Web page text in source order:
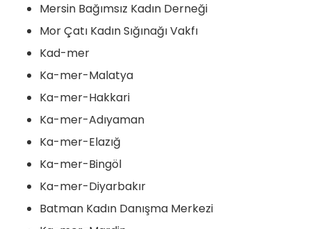
Mersin Bağımsız Kadın Derneği
Mor Çatı Kadın Sığınağı Vakfı
Kad-mer
Ka-mer-Malatya
Ka-mer-Hakkari
Ka-mer-Adıyaman
Ka-mer-Elazığ
Ka-mer-Bingöl
Ka-mer-Diyarbakır
Batman Kadın Danışma Merkezi